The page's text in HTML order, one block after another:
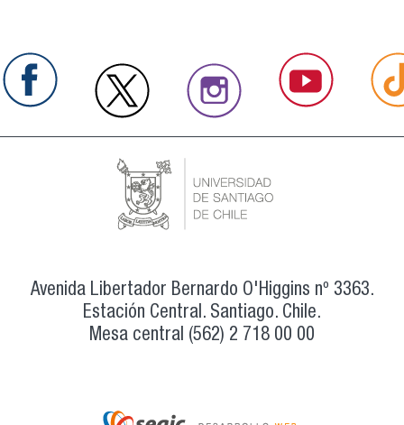
Avenida Libertador Bernardo O'Higgins nº 3363.
Estación Central. Santiago. Chile.
Mesa central (562) 2 718 00 00